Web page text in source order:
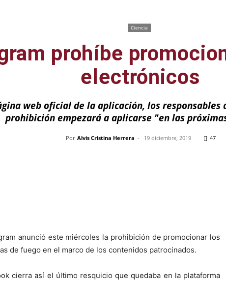
Ciencia
prohíbe
electrónicos
web oficial de la aplicación, los
prohibición empezará a aplicarse "en las
Por Alvis Cristina Herrera - 19 diciembre, 2019 47
anunció este miércoles la prohibición de promocionar los
de fuego en el marco de los contenidos patrocinados.
cierra así el último resquicio que quedaba en la plataforma